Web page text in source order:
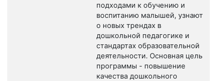
подходами к обучению и
воспитанию малышей, узнают
о новых трендах в
дошкольной педагогике и
стандартах образовательной
деятельности. Основная цель
программы - повышение
качества дошкольного